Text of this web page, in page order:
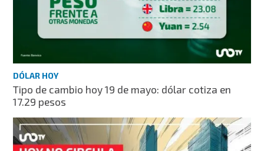
DÓLAR HOY
Tipo de cambio hoy 19 de mayo: dólar cotiza en
17.29 pesos